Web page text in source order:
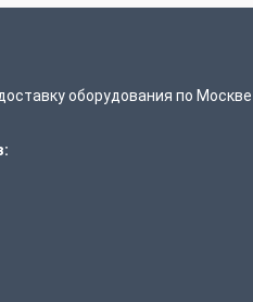
оборудования по Москве